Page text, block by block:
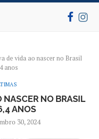
de vida ao nascer no Brasil
anos
NASCER NO BRASIL
ANOS
30, 2024